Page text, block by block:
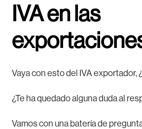
IVA en las
Vaya con esto del IVA exportador,
¿Te ha quedado alguna duda al
Vamos con una batería de